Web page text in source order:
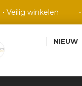
• Veilig winkelen
NIEUW